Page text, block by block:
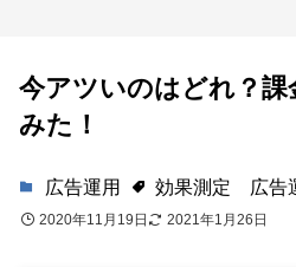
今アツいのはどれ？課
みた！
広告運用 効果測定 広告
2020年11月19日 2021年1月26日